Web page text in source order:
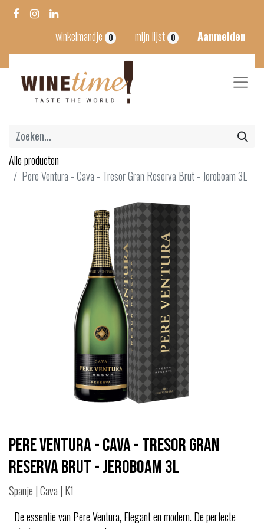
winkelmandje 0 mijn lijst 0 Aanmelden
Alle producten
Pere Ventura - Cava - Tresor Gran Reserva Brut - Jeroboam 3L
Pere Ventura - Cava - Tresor Gran
Reserva Brut - Jeroboam 3L
Spanje | Cava | K1
De essentie van Pere Ventura, Elegant en modern. De perfecte